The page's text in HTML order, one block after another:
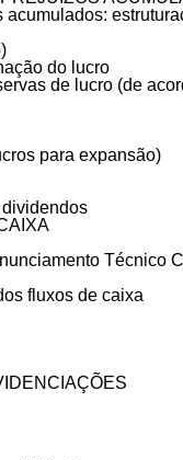
acumulados:
do lucro
de lucro (de
para expansão)
Técnico
fluxos de caixa